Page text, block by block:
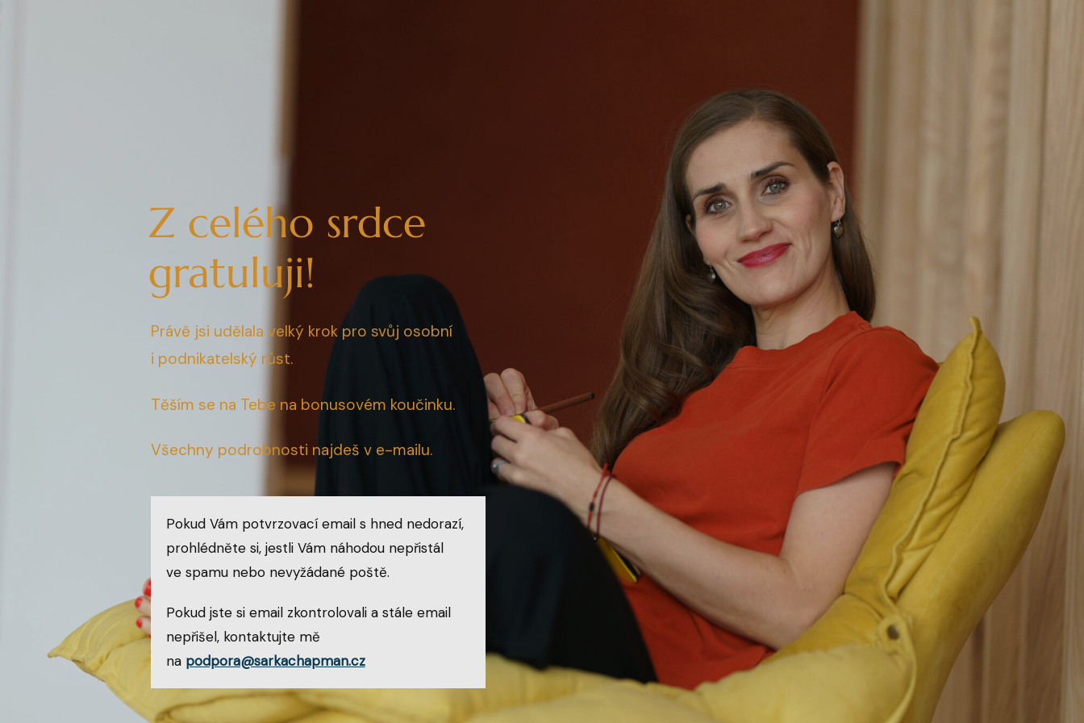
Z celého srdce
gratuluji!
Právě jsi udělala velký krok pro svůj osobní
i podnikatelský růst.
Těším se na Tebe na bonusovém koučinku.
Všechny podrobnosti najdeš v e-mailu.
Pokud Vám potvrzovací email s hned nedorazí,
prohlédněte si, jestli Vám náhodou nepřistál
ve spamu nebo nevyžádané poště.
Pokud jste si email zkontrolovali a stále email
nepřišel, kontaktujte mě
na podpora@sarkachapman.cz